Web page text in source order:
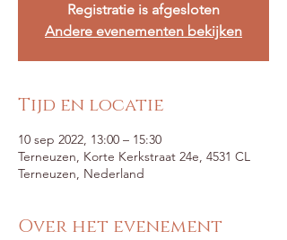
Registratie is afgesloten
Andere evenementen bekijken
Tijd en locatie
10 sep 2022, 13:00 – 15:30
Terneuzen, Korte Kerkstraat 24e, 4531 CL
Terneuzen, Nederland
Over het evenement